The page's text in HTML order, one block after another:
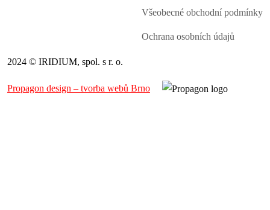
Všeobecné obchodní podmínky
Ochrana osobních údajů
2024 © IRIDIUM, spol. s r. o.
Propagon design – tvorba webů Brno